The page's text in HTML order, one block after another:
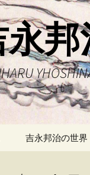
永
吉永邦治の世界